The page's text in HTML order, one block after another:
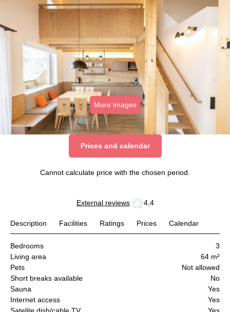
More images
Prices and calendar
Cannot calculate price with the chosen period.
External reviews 4,4
Description Facilities Ratings Prices Calendar
Bedrooms
3
Living area
64 m²
Pets
Not allowed
Short breaks available
No
Sauna
Yes
Internet access
Yes
Satelite dish/cable TV
Yes